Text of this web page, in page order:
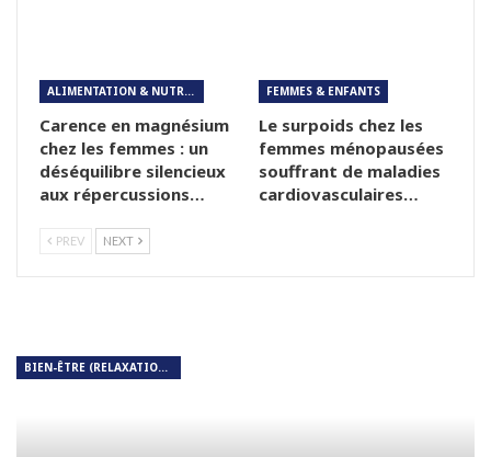
ALIMENTATION & NUTRITION
Carence en magnésium
chez les femmes : un
déséquilibre silencieux
aux répercussions…
FEMMES & ENFANTS
Le surpoids chez les
femmes ménopausées
souffrant de maladies
cardiovasculaires…
PREV NEXT
BIEN-ÊTRE (RELAXATION, MÉDITATION, SOIN DU CORPS)